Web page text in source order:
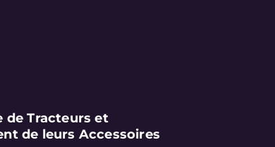
de Tracteurs et
de leurs Accessoires